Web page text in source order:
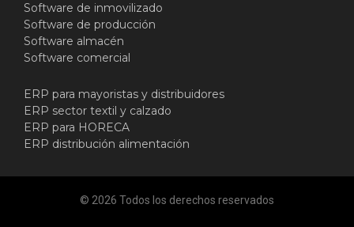
Software de inmovilizado
Software de producción
Software almacén
Software comercial
ERP para mayoristas y distribuidores
ERP sector textil y calzado
ERP para HORECA
ERP distribución alimentación
© 2026 Todos los derechos reservados